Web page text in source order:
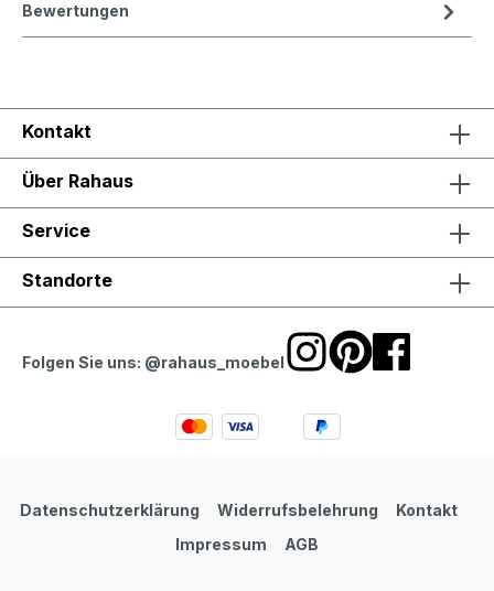
Bewertungen
Kontakt
Über Rahaus
Service
Standorte
Folgen Sie uns: @rahaus_moebel
Datenschutzerklärung Widerrufsbelehrung
Kontakt
Impressum
AGB